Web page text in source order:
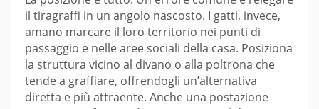
il tiragraffi in un angolo nascosto. I gatti, invece,
amano marcare il loro territorio nei punti di
passaggio e nelle aree sociali della casa. Posiziona
la struttura vicino al divano o alla poltrona che
tende a graffiare, offrendogli un’alternativa
diretta e più attraente. Anche una postazione